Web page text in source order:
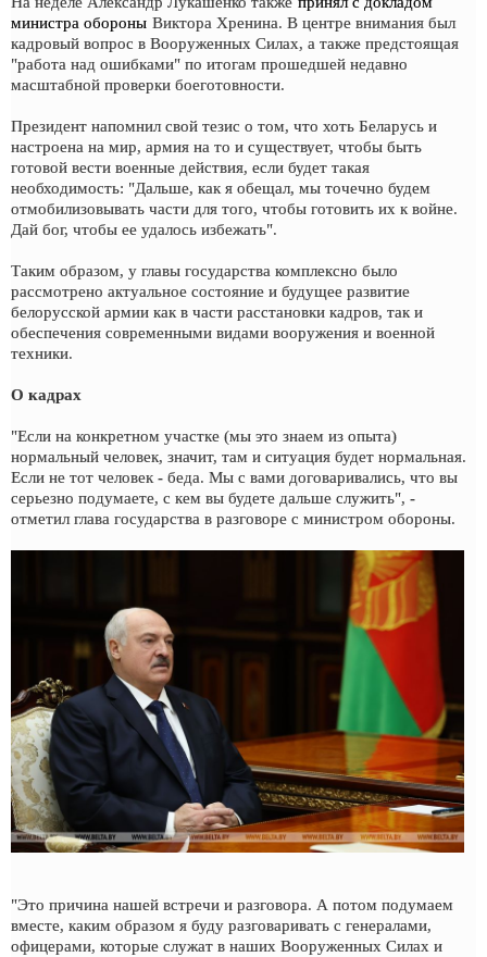
министра обороны Виктора Хренина. В центре внимания был
кадровый вопрос в Вооруженных Силах, а также предстоящая
"работа над ошибками" по итогам прошедшей недавно
масштабной проверки боеготовности.
Президент напомнил свой тезис о том, что хоть Беларусь и
настроена на мир, армия на то и существует, чтобы быть
готовой вести военные действия, если будет такая
необходимость: "Дальше, как я обещал, мы точечно будем
отмобилизовывать части для того, чтобы готовить их к войне.
Дай бог, чтобы ее удалось избежать".
Таким образом, у главы государства комплексно было
рассмотрено актуальное состояние и будущее развитие
белорусской армии как в части расстановки кадров, так и
обеспечения современными видами вооружения и военной
техники.
О кадрах
"Если на конкретном участке (мы это знаем из опыта)
нормальный человек, значит, там и ситуация будет нормальная.
Если не тот человек - беда. Мы с вами договаривались, что вы
серьезно подумаете, с кем вы будете дальше служить", -
отметил глава государства в разговоре с министром обороны.
"Это причина нашей встречи и разговора. А потом подумаем
вместе, каким образом я буду разговаривать с генералами,
офицерами, которые служат в наших Вооруженных Силах и